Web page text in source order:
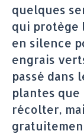
quelques
qui protège
en silence
engrais
passé dans
plantes que
récolter,